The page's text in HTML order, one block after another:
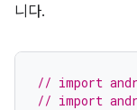
니다.
// import
// import